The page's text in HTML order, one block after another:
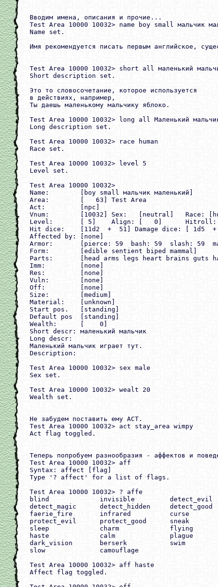
Вводим имена, описания и прочие...
Test Area 10000 10032> name boy small мальчик
Name set.
Имя рекомендуется писать первым английское,
Test Area 10000 10032> short all маленький
Short description set.
Это то словосочетание, которое используется
в действиях, например,
Ты даешь маленькому мальчику яблоко.
Test Area 10000 10032> long all Маленький
Long description set.
Test Area 10000 10032> race human
Race set.
Test Area 10000 10032> level 5
Level set.
Test Area 10000 10032>
Name:        [boy small мальчик маленький]
Area:        [   63] Test Area
Act:         [npc]
Vnum:        [10032] Sex:   [neutral]   Race:
Level:       [ 5]    Align: [   0]      Hitroll: [
Hit dice:    [11d2  +  51] Damage dice: [ 1d5
Affected by: [none]
Armor:       [pierce: 59  bash: 59  slash: 59
Form:        [edible sentient biped mammal]
Parts:       [head arms legs heart brains guts
Imm:         [none]
Res:         [none]
Vuln:        [none]
Off:         [none]
Size:        [medium]
Material:    [unknown]
Start pos.   [standing]
Default pos  [standing]
Wealth:      [    0]
Short descr: маленький мальчик
Long descr:
Маленький мальчик играет тут.
Description:
Test Area 10000 10032> sex male
Sex set.
Test Area 10000 10032> wealt 20
Wealth set.
Не забудем поставить ему ACT.
Test Area 10000 10032> act stay_area wimpy
Act flag toggled.
Теперь попробуем разнообразия - аффектов и
Test Area 10000 10032> aff
Syntax: affect [flag]
Type '? affect' for a list of flags.
Test Area 10000 10032> ? affe
blind             invisible         detect_evil
detect_magic      detect_hidden
faerie_fire       infrared          curse
protect_evil      protect_good      sneak
sleep             charm             flying
haste             calm              plague
dark_vision       berserk           swim
slow              camouflage
Test Area 10000 10032> aff haste
Affect flag toggled.